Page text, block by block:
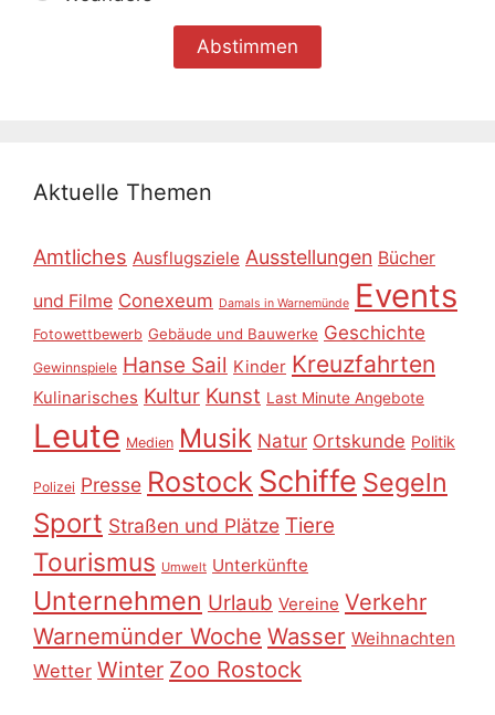
Aktuelle Themen
Amtliches Ausflugsziele Ausstellungen Bücher
und Filme Conexeum Damals in Warnemünde Events
Fotowettbewerb Gebäude und Bauwerke Geschichte
Gewinnspiele Hanse Sail Kinder Kreuzfahrten
Kulinarisches Kultur Kunst Last Minute Angebote
Leute Medien Musik Natur Ortskunde Politik
Polizei Presse Rostock Schiffe Segeln
Sport Straßen und Plätze Tiere
Tourismus Umwelt Unterkünfte
Unternehmen Urlaub Vereine Verkehr
Warnemünder Woche Wasser Weihnachten
Wetter Winter Zoo Rostock